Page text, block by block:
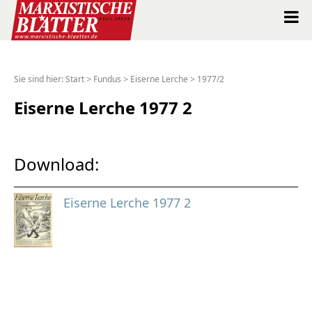
Shop
Abo
Spenden
Sie sind hier:Start > Fundus > Eiserne Lerche > 1977/2
Eiserne Lerche 1977 2
Download:
Eiserne Lerche 1977 2